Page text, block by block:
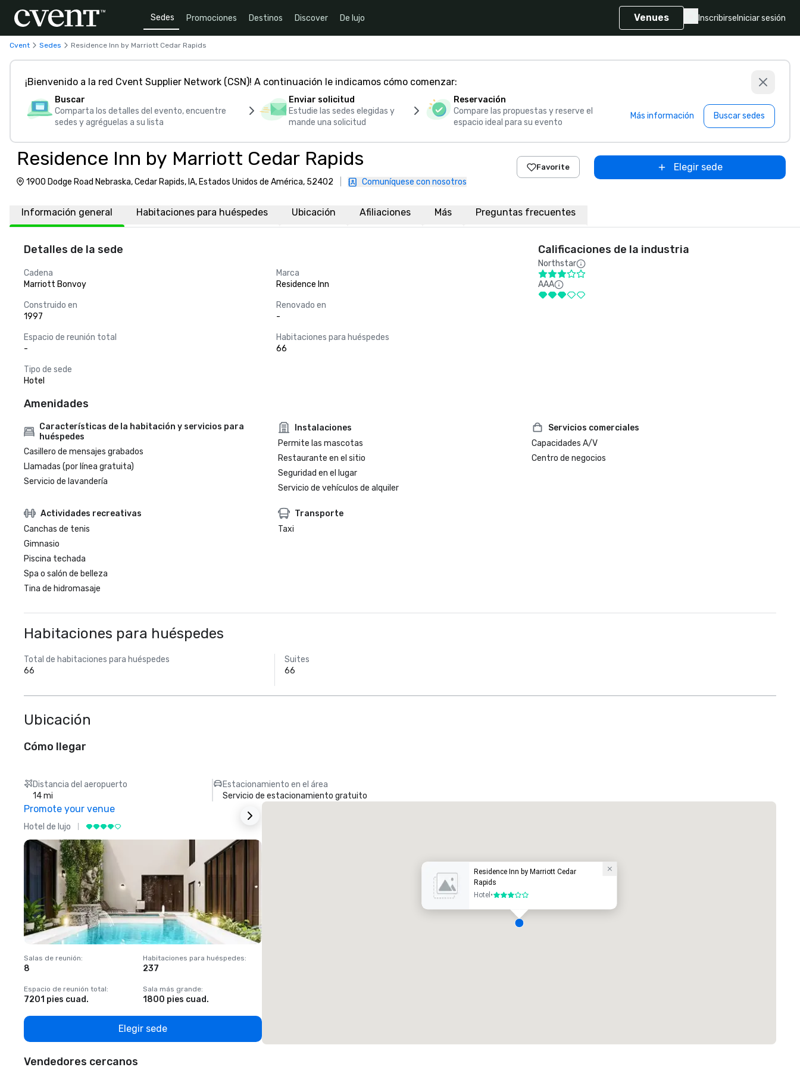
Sedes Promociones Destinos Discover De lujo Venues Inscribirse Iniciar sesión
Cvent Sedes Residence Inn by Marriott Cedar Rapids
¡Bienvenido a la red Cvent Supplier Network (CSN)! A continuación le indicamos cómo comenzar:
Buscar
Comparta los detalles del evento, encuentre
sedes y agréguelas a su lista
Enviar solicitud
Estudie las sedes elegidas y
mande una solicitud
Reservación
Compare las propuestas y reserve el
espacio ideal para su evento
Más información Buscar sedes
Residence Inn by Marriott Cedar Rapids
1900 Dodge Road Nebraska, Cedar Rapids, IA, Estados Unidos de América, 52402 Comuníquese con nosotros
Favorite Elegir sede
Información general Habitaciones para huéspedes Ubicación Afiliaciones Más Preguntas frecuentes
Detalles de la sede
Cadena
Marriott Bonvoy
Marca
Residence Inn
Construido en
1997
Renovado en
-
Espacio de reunión total
-
Habitaciones para huéspedes
66
Tipo de sede
Hotel
Calificaciones de la industria
Northstar
AAA
Amenidades
Características de la habitación y servicios para
huéspedes
Casillero de mensajes grabados
Llamadas (por línea gratuita)
Servicio de lavandería
Instalaciones
Permite las mascotas
Restaurante en el sitio
Seguridad en el lugar
Servicio de vehículos de alquiler
Servicios comerciales
Capacidades A/V
Centro de negocios
Actividades recreativas
Canchas de tenis
Gimnasio
Piscina techada
Spa o salón de belleza
Tina de hidromasaje
Transporte
Taxi
Habitaciones para huéspedes
Total de habitaciones para huéspedes
66
Suites
66
Ubicación
Cómo llegar
Distancia del aeropuerto
14 mi
Estacionamiento en el área
Servicio de estacionamiento gratuito
Promote your venue
Hotel de lujo
Salas de reunión:
8
Habitaciones para huéspedes:
237
Espacio de reunión total:
7201 pies cuad.
Sala más grande:
1800 pies cuad.
Elegir sede
Residence Inn by Marriott Cedar
Rapids
Hotel •3 de 5
Vendedores cercanos